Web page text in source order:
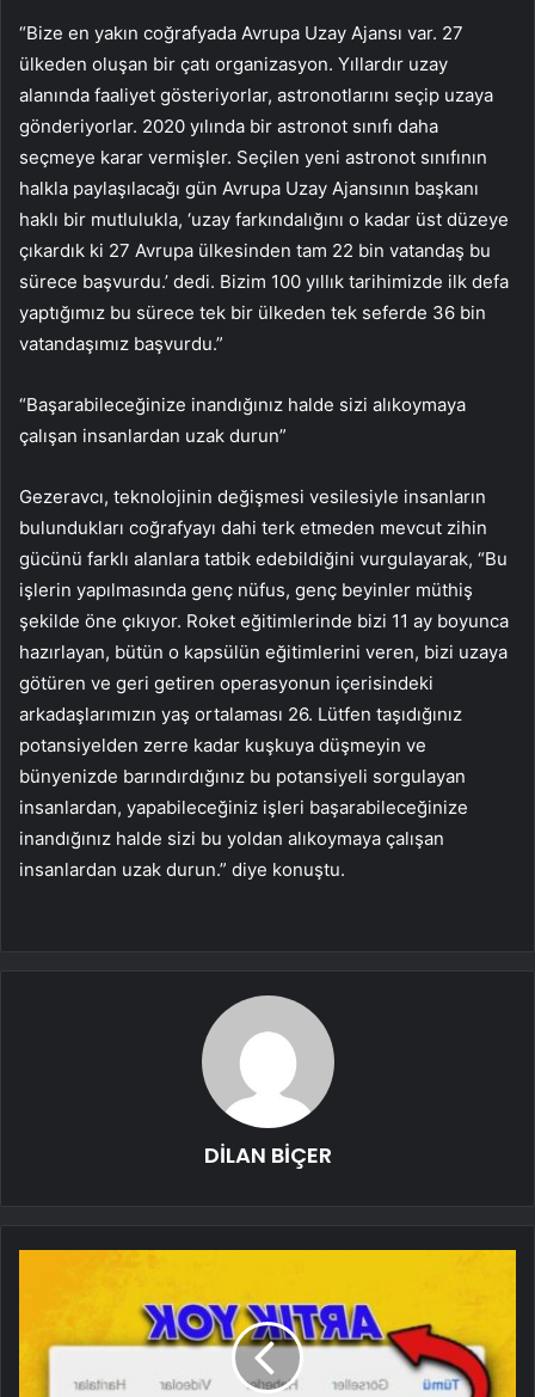
“Bize en yakın coğrafyada Avrupa Uzay Ajansı var. 27
ülkeden oluşan bir çatı organizasyon. Yıllardır uzay
alanında faaliyet gösteriyorlar, astronotlarını seçip uzaya
gönderiyorlar. 2020 yılında bir astronot sınıfı daha
seçmeye karar vermişler. Seçilen yeni astronot sınıfının
halkla paylaşılacağı gün Avrupa Uzay Ajansının başkanı
haklı bir mutlulukla, ‘uzay farkındalığını o kadar üst düzeye
çıkardık ki 27 Avrupa ülkesinden tam 22 bin vatandaş bu
sürece başvurdu.’ dedi. Bizim 100 yıllık tarihimizde ilk defa
yaptığımız bu sürece tek bir ülkeden tek seferde 36 bin
vatandaşımız başvurdu.”
“Başarabileceğinize inandığınız halde sizi alıkoymaya
çalışan insanlardan uzak durun”
Gezeravcı, teknolojinin değişmesi vesilesiyle insanların
bulundukları coğrafyayı dahi terk etmeden mevcut zihin
gücünü farklı alanlara tatbik edebildiğini vurgulayarak, “Bu
işlerin yapılmasında genç nüfus, genç beyinler müthiş
şekilde öne çıkıyor. Roket eğitimlerinde bizi 11 ay boyunca
hazırlayan, bütün o kapsülün eğitimlerini veren, bizi uzaya
götüren ve geri getiren operasyonun içerisindeki
arkadaşlarımızın yaş ortalaması 26. Lütfen taşıdığınız
potansiyelden zerre kadar kuşkuya düşmeyin ve
bünyenizde barındırdığınız bu potansiyeli sorgulayan
insanlardan, yapabileceğiniz işleri başarabileceğinize
inandığınız halde sizi bu yoldan alıkoymaya çalışan
insanlardan uzak durun.” diye konuştu.
DİLAN BİÇER